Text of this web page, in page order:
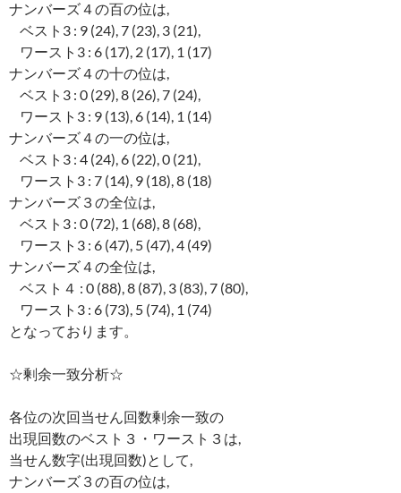
ナンバーズ４の百の位は,
ベスト3 : 9 (24), 7 (23), 3 (21),
ワースト3 : 6 (17), 2 (17), 1 (17)
ナンバーズ４の十の位は,
ベスト3 : 0 (29), 8 (26), 7 (24),
ワースト3 : 9 (13), 6 (14), 1 (14)
ナンバーズ４の一の位は,
ベスト3 : 4 (24), 6 (22), 0 (21),
ワースト3 : 7 (14), 9 (18), 8 (18)
ナンバーズ３の全位は,
ベスト3 : 0 (72), 1 (68), 8 (68),
ワースト3 : 6 (47), 5 (47), 4 (49)
ナンバーズ４の全位は,
ベスト４ : 0 (88), 8 (87), 3 (83), 7 (80),
ワースト3 : 6 (73), 5 (74), 1 (74)
となっております。
☆剰余一致分析☆
各位の次回当せん回数剰余一致の
出現回数のベスト３・ワースト３は,
当せん数字(出現回数)として,
ナンバーズ３の百の位は,